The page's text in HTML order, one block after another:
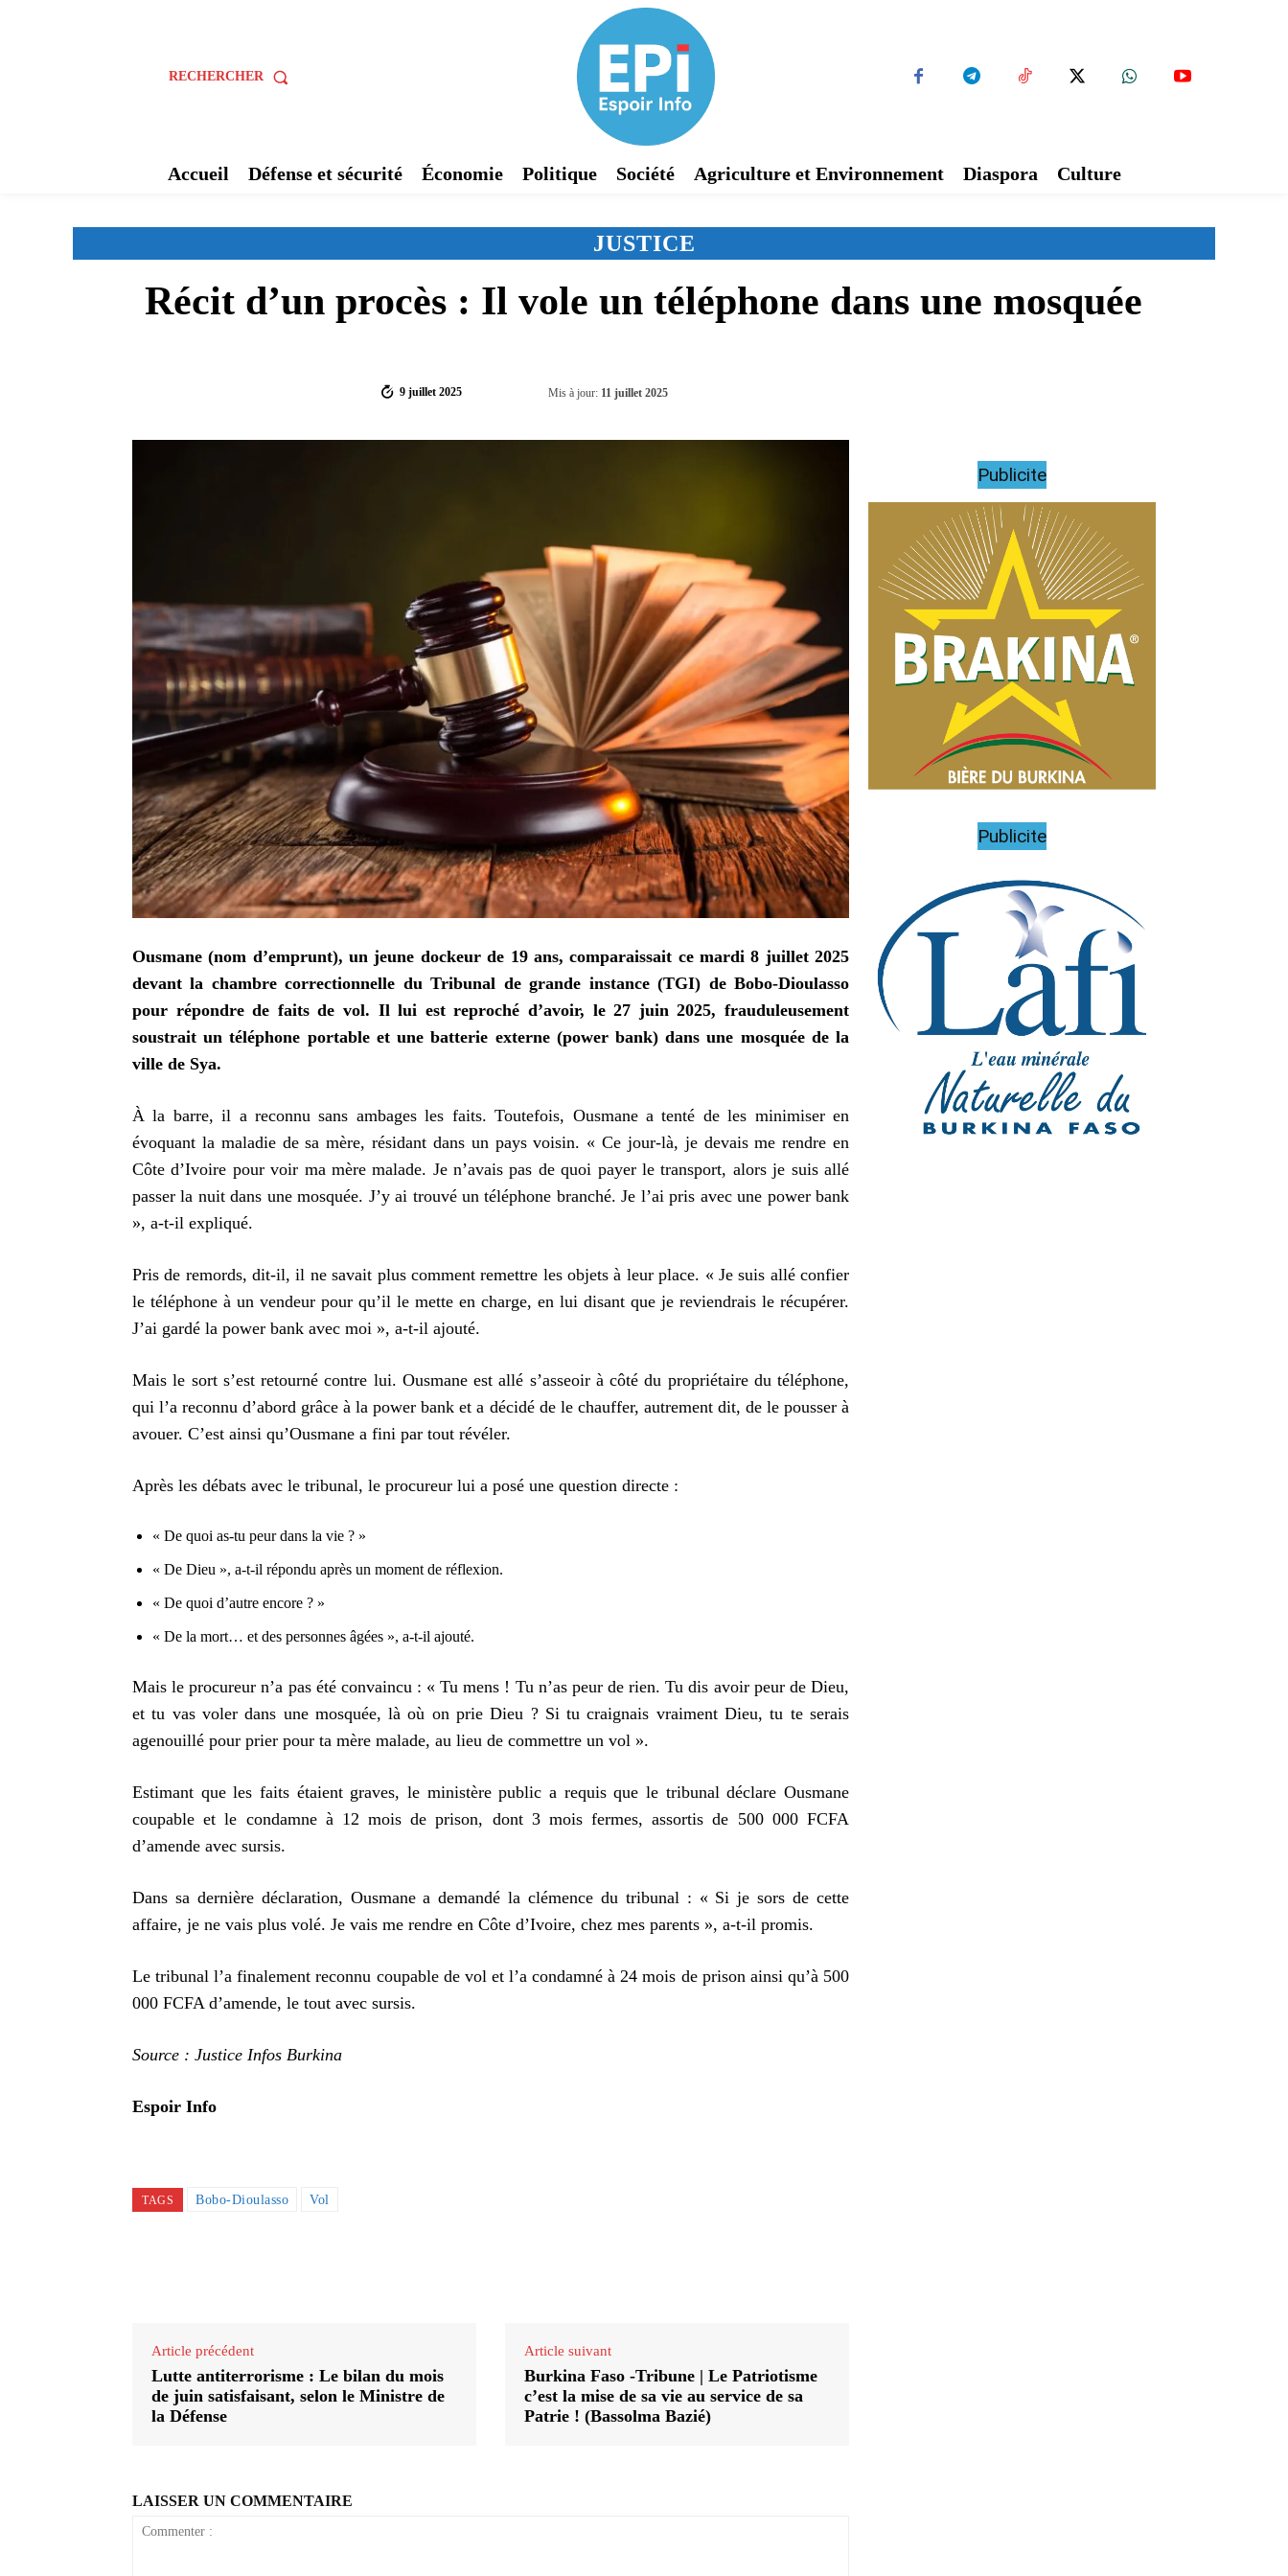
RECHERCHER
Accueil Défense et sécurité Économie Politique Société Agriculture et Environnement Diaspora Culture
JUSTICE
Récit d’un procès : Il vole un téléphone dans une mosquée
9 juillet 2025 Mis à jour: 11 juillet 2025
Ousmane (nom d’emprunt), un jeune dockeur de 19 ans, comparaissait ce mardi 8 juillet 2025
devant la chambre correctionnelle du Tribunal de grande instance (TGI) de Bobo-Dioulasso
pour répondre de faits de vol. Il lui est reproché d’avoir, le 27 juin 2025, frauduleusement
soustrait un téléphone portable et une batterie externe (power bank) dans une mosquée de la
ville de Sya.
À la barre, il a reconnu sans ambages les faits. Toutefois, Ousmane a tenté de les minimiser en
évoquant la maladie de sa mère, résidant dans un pays voisin. « Ce jour-là, je devais me rendre en
Côte d’Ivoire pour voir ma mère malade. Je n’avais pas de quoi payer le transport, alors je suis allé
passer la nuit dans une mosquée. J’y ai trouvé un téléphone branché. Je l’ai pris avec une power bank
», a-t-il expliqué.
Pris de remords, dit-il, il ne savait plus comment remettre les objets à leur place. « Je suis allé confier
le téléphone à un vendeur pour qu’il le mette en charge, en lui disant que je reviendrais le récupérer.
J’ai gardé la power bank avec moi », a-t-il ajouté.
Mais le sort s’est retourné contre lui. Ousmane est allé s’asseoir à côté du propriétaire du téléphone,
qui l’a reconnu d’abord grâce à la power bank et a décidé de le chauffer, autrement dit, de le pousser à
avouer. C’est ainsi qu’Ousmane a fini par tout révéler.
Après les débats avec le tribunal, le procureur lui a posé une question directe :
« De quoi as-tu peur dans la vie ? »
« De Dieu », a-t-il répondu après un moment de réflexion.
« De quoi d’autre encore ? »
« De la mort… et des personnes âgées », a-t-il ajouté.
Mais le procureur n’a pas été convaincu : « Tu mens ! Tu n’as peur de rien. Tu dis avoir peur de Dieu,
et tu vas voler dans une mosquée, là où on prie Dieu ? Si tu craignais vraiment Dieu, tu te serais
agenouillé pour prier pour ta mère malade, au lieu de commettre un vol ».
Estimant que les faits étaient graves, le ministère public a requis que le tribunal déclare Ousmane
coupable et le condamne à 12 mois de prison, dont 3 mois fermes, assortis de 500 000 FCFA
d’amende avec sursis.
Dans sa dernière déclaration, Ousmane a demandé la clémence du tribunal : « Si je sors de cette
affaire, je ne vais plus volé. Je vais me rendre en Côte d’Ivoire, chez mes parents », a-t-il promis.
Le tribunal l’a finalement reconnu coupable de vol et l’a condamné à 24 mois de prison ainsi qu’à 500
000 FCFA d’amende, le tout avec sursis.
Source : Justice Infos Burkina
Espoir Info
TAGS Bobo-Dioulasso Vol
Article précédent
Lutte antiterrorisme : Le bilan du mois
de juin satisfaisant, selon le Ministre de
la Défense
Article suivant
Burkina Faso -Tribune | Le Patriotisme
c’est la mise de sa vie au service de sa
Patrie ! (Bassolma Bazié)
LAISSER UN COMMENTAIRE
Publicite
Publicite